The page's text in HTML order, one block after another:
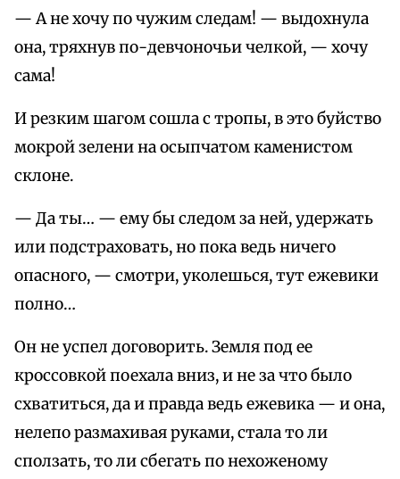
— А не хочу по чужим следам! — выдохнула
она, тряхнув по-девчоночьи челкой, — хочу
сама!
И резким шагом сошла с тропы, в это буйство
мокрой зелени на осыпчатом каменистом
склоне.
— Да ты… — ему бы следом за ней, удержать
или подстраховать, но пока ведь ничего
опасного, — смотри, уколешься, тут ежевики
полно…
Он не успел договорить. Земля под ее
кроссовкой поехала вниз, и не за что было
схватиться, да и правда ведь ежевика — и она,
нелепо размахивая руками, стала то ли
сползать, то ли сбегать по нехоженому